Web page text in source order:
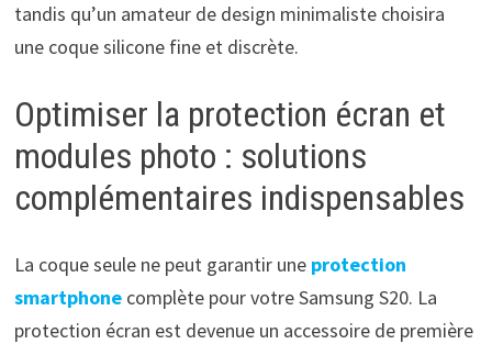
tandis qu’un amateur de design minimaliste choisira
une coque silicone fine et discrète.
Optimiser la protection écran et
modules photo : solutions
complémentaires indispensables
La coque seule ne peut garantir une protection
smartphonecomplète pour votre Samsung S20. La
protection écran est devenue un accessoire de première